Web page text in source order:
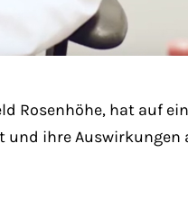
Rosenhöhe, hat auf
ihre